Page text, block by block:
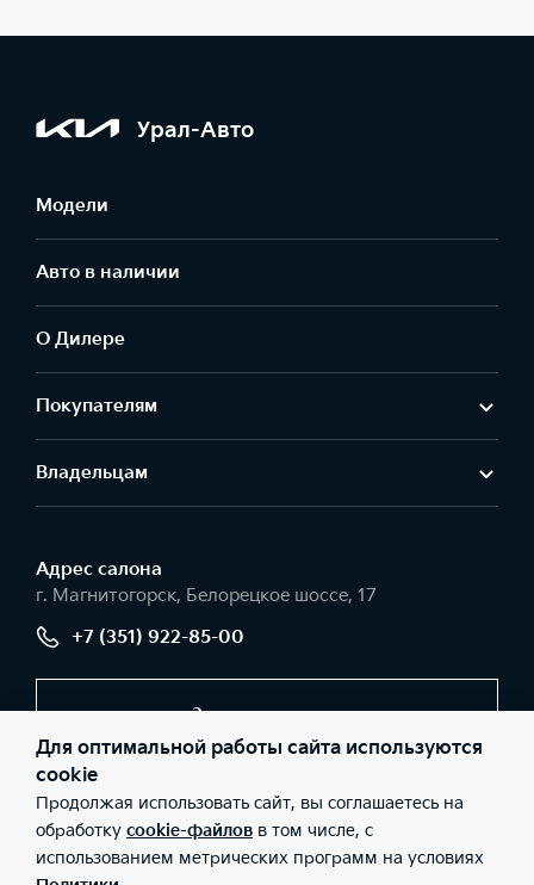
Урал-Авто
Модели
Авто в наличии
О Дилере
Покупателям
Владельцам
Адрес салонa
г. Магнитогорск, Белорецкое шоссе, 17
+7 (351) 922-85-00
Заказать звонок
© 2026 Юридические лица ООО «Урал-Авто» (Фактический
адрес: г. Магнитогорск, Белорецкое шоссе, 17; Телефон: +7 (351)
922-85-00; ИНН: 7446040564; ОГРН: 1037402232230), ООО
«Киа Россия и СНГ» (Фактический адрес: г.Москва, Валовая 26;
Телефон: 8 800 301 08 80; ИНН: 7728674093; ОГРН:
Для оптимальной работы сайта используются
cookie
Продолжая использовать сайт, вы соглашаетесь на
обработку cookie-файлов в том числе, с
использованием метрических программ на условиях